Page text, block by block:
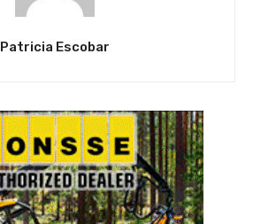
Patricia Escobar